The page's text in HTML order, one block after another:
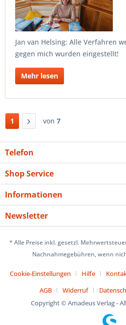
Jan van Helsing: Alle Verfahren
gegen mich wurden eingestellt!
Mehr lesen
1 von 7
Telefon
Shop Service
Informationen
Newsletter
* Alle Preise inkl. gesetzl.
Nachnahmegebühren, wenn
Cookie-Einstellungen Hilfe
AGB
Widerruf
Copyright © Amadeus Verlag -